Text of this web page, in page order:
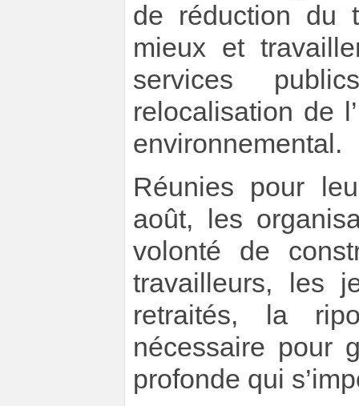
de réduction du
mieux et
services
relocalisation de
environnemental.
Réunies pour
août, les
volonté de
travailleurs, les
retraités, la
nécessaire pour
profonde qui